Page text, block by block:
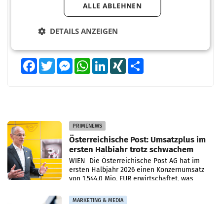
BEWERTEN SIE DIESEN ARTIKEL
FacebookTwitter MessengerWhatsAppLinkedInXING
PRIMENEWS
Österreichische Post: Umsatzplus im
ersten Halbjahr trotz schwachem
Briefgeschäft
WIEN Die Österreichische Post AG hat im
ersten Halbjahr 2026 einen Konzernumsatz
von 1.544,0 Mio. EUR erwirtschaftet, was
einem Plus von 3,8 Prozent gegenüber dem
Vergleichszeitraum
MARKETING & MEDIA
ALLE ABLEHNEN
DETAILS ANZEIGEN